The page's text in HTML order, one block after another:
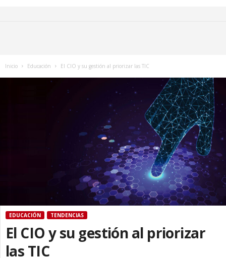
Inicio Educación El CIO y su gestión al priorizar las TIC
EDUCACIÓN TENDENCIAS
El CIO y su gestión al priorizar
las TIC